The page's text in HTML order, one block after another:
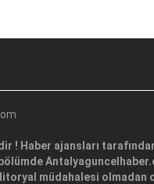
! Haber ajansları
müdahalesi olmadan